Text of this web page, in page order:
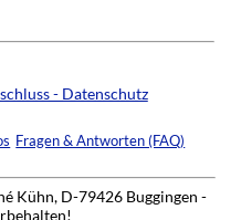
- Datenschutz
Fragen & Antworten (FAQ)
Kühn, D-79426 Buggingen -